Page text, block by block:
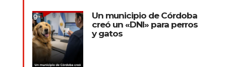
Un municipio de Córdoba
creó un «DNI» para perros
y gatos